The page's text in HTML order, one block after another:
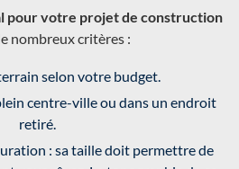
pour votre projet de construction
nombreux critères :
selon votre budget.
centre-ville ou dans un endroit
retiré.
: sa taille doit permettre de